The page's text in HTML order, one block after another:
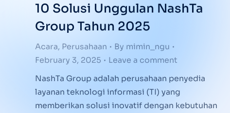
10 Solusi Unggulan NashTa
Group Tahun 2025
Acara, Perusahaan By mimin_ngu
February 3, 2025
Leave a comment
NashTa Group adalah perusahaan penyedia
layanan teknologi informasi (TI) yang
memberikan solusi inovatif dengan kebutuhan